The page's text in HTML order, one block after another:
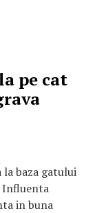
pe cat
baza gatului
Influenta
in buna